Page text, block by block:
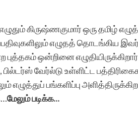
கிருஷ்ணகுமார் ஒரு தமிழ்
எழுதத் தொடங்கிய இவர்
புத்தகம் ஒன்றினை
பில்டர்ஸ் வேர்ல்டு உள்ளிட்ட
பங்களிப்பு
மேலும் படிக்க...